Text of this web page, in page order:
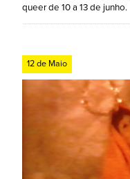
queer de 10 a 13 de junho.
12 de Maio